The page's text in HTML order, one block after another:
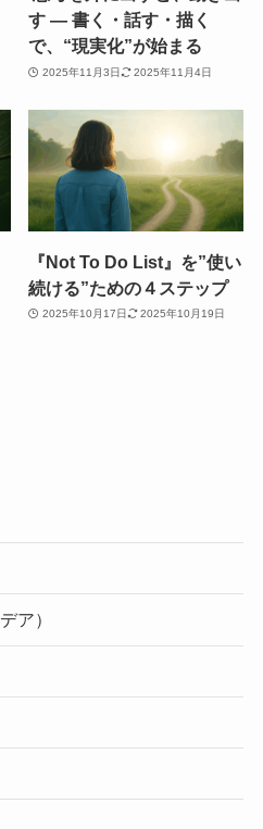
す ― 書く・話す・描く
で、“現実化”が始まる
2025年11月3日 2025年11月4日
『Not To Do List』を”使い
続ける”ための４ステップ
2025年10月17日 2025年10月19日
ア）